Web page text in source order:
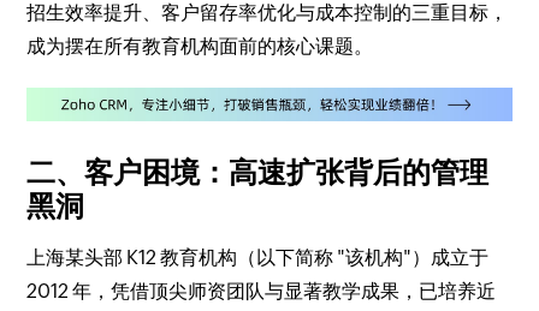
招生效率提升、客户留存率优化与成本控制的三重目标，
成为摆在所有教育机构面前的核心课题。
二、客户困境：高速扩张背后的管理
黑洞
上海某头部 K12 教育机构（以下简称 "该机构"）成立于
2012 年，凭借顶尖师资团队与显著教学成果，已培养近